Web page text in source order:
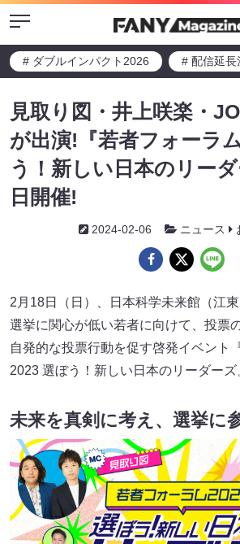
Menu
# ダブルインパクト2026 # 配信延長
見取り図・井上咲楽・
が出演!『若者フォーラ
う！新しい日本のリー
日開催!
2024-02-06 ニュース
2月18日（日）、日本科学未来館（江
選挙に関心が低い若者に向けて、投票
自発的な投票行動を促す啓発イベント
2023 選ぼう！新しい日本のリーダーズ
未来を真剣に考え、選挙に